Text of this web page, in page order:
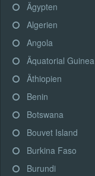
Ägypten
Algerien
Angola
Äquatorial Guinea
Äthiopien
Benin
Botswana
Bouvet Island
Burkina Faso
Burundi